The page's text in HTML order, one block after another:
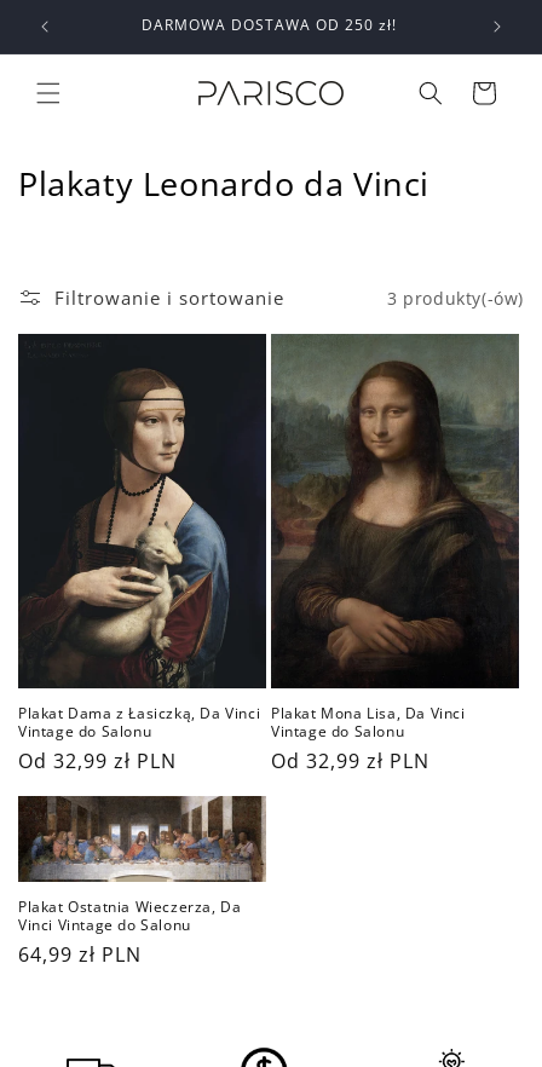
do
treści
DARMOWA DOSTAWA OD 250 zł!
Koszyk
K
e
k
Plakaty Leonardo da Vinci
Filtrowanie i sortowanie 3 produkty(-ów)
Plakat Dama z Łasiczką, Da Vinci
Vintage do Salonu
Cena
regularna
Od 32,99 zł PLN
Plakat Mona Lisa, Da Vinci
Vintage do Salonu
Cena
Od 32,99 zł PLN
Plakat Ostatnia Wieczerza, Da
Vinci Vintage do Salonu
Cena
64,99 zł PLN